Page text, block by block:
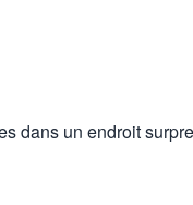
dans un endroit